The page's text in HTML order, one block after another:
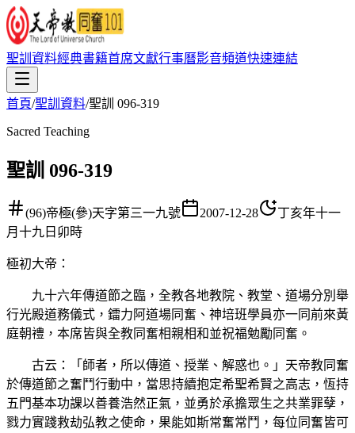
聖訓資料經典書籍首席文獻行事曆影音頻道快速連結
首頁/聖訓資料/聖訓 096-319
Sacred Teaching
聖訓 096-319
(96)帝極(參)天字第三一九號 2007-12-28
丁亥年十一
月十九日卯時
極初大帝 ：
九十六年傳道節之臨，全教各地教院、教堂、道場分別舉
行光殿道務儀式，鐳力阿道場同奮、神培班學員亦一同前來黃
庭朝禮，本席皆與全教同奮相親相和並祝福勉勵同奮。
古云：「師者，所以傳道、授業、解惑也。」天帝教同奮
於傳道節之奮鬥行動中，當思持續抱定希聖希賢之高志，恆持
五門基本功課以善養浩然正氣，並勇於承擔眾生之共業罪孽，
戮力實踐救劫弘教之使命，果能如斯常奮常鬥，每位同奮皆可